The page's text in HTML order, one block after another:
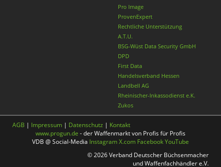
Pro Image
ProvenExpert
Rechtliche Unterstützung
A.T.U.
BSG-Wüst Data Security GmbH
DPD
First Data
Handelsverband Hessen
Landbell AG
Rheinischer-Inkassodienst e.K.
Zukos
AGB | Impressum | Datenschutz | Kontakt
www.progun.de - der Waffenmarkt von Profis für Profis
VDB @ Social-Media InstagramX.com FacebookYouTube
© 2026 Verband Deutscher Büchsenmacher
und Waffenfachhändler e.V.